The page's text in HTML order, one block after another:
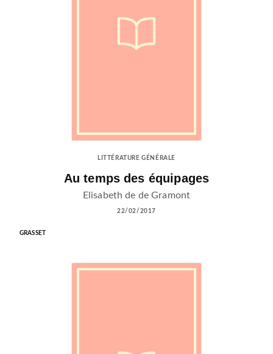
LITTÉRATURE GÉNÉRALE
Au temps des équipages
Elisabeth de de Gramont
22/02/2017
GRASSET